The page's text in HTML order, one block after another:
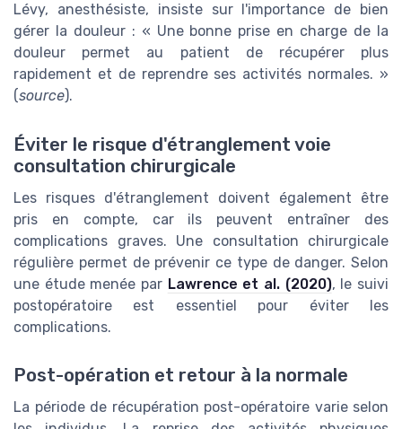
Lévy, anesthésiste, insiste sur l'importance de bien
gérer la douleur : « Une bonne prise en charge de la
douleur permet au patient de récupérer plus
rapidement et de reprendre ses activités normales. »
(source).
Éviter le risque d'étranglement voie
consultation chirurgicale
Les risques d'étranglement doivent également être
pris en compte, car ils peuvent entraîner des
complications graves. Une consultation chirurgicale
régulière permet de prévenir ce type de danger. Selon
une étude menée par Lawrence et al. (2020), le suivi
postopératoire est essentiel pour éviter les
complications.
Post-opération et retour à la normale
La période de récupération post-opératoire varie selon